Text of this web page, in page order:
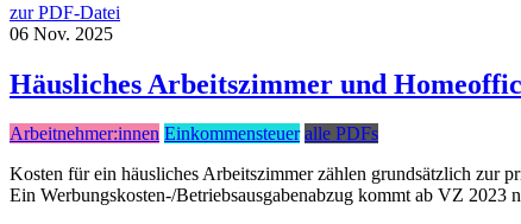
zur PDF-Datei
06 Nov. 2025
Häusliches Arbeitszimmer und
Arbeitnehmer:innen Einkommensteuer alle PDFs
Kosten für ein häusliches Arbeitszimmer zählen grundsätzlich zur
Ein Werbungskosten-/Betriebsausgabenabzug kommt ab VZ